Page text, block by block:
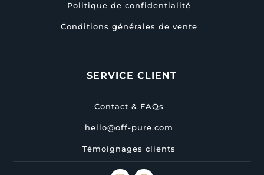
Politique de confidentialité
Conditions générales de vente
SERVICE CLIENT
Contact & FAQs
hello@off-pure.com
Témoignages clients